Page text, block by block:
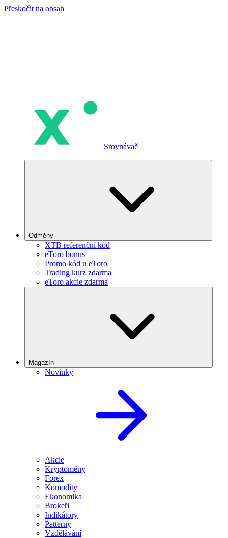
Přeskočit na obsah
Srovnávač
Odměny
XTB referenční kód
eToro bonus
Promo kód u eToro
Trading kurz zdarma
eToro akcie zdarma
Magazín
Novinky
Akcie
Kryptoměny
Forex
Komodity
Ekonomika
Brokeři
Indikátory
Patterny
Vzdělávání